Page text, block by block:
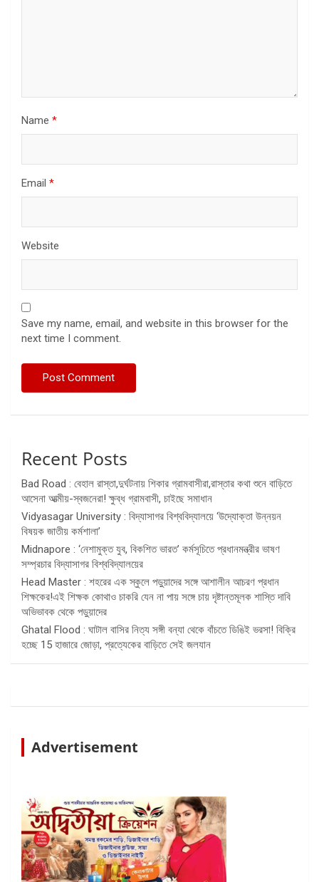
Name *
Email *
Website
Save my name, email, and website in this browser for the
next time I comment.
Recent Posts
Bad Road : বেহাল রাস্তা,দুর্ঘটনায় শিকার গ্রামবাসীরা,রাস্তার কথা শুনে বাড়িতে
আসেনা আত্মীয়-স্বজনেরা! ক্ষুব্ধ গ্রামবাসী, চাইছে সমাধান
Vidyasagar University : বিদ্যাসাগর বিশ্ববিদ্যালয়ে ‘উদ্যোক্তা উন্নয়ন
বিষয়ক জাতীয় কর্মশালা’
Midnapore : ‘নেশামুক্ত যুব, বিকশিত ভারত’ কর্মসূচিতে প্রধানমন্ত্রীর ভাষণ
সম্প্রচার বিদ্যাসাগর বিশ্ববিদ্যালয়ের
Head Master : শহরের এক স্কুলে পড়ুয়াদের সঙ্গে আশালীন আচরণ প্রধান
শিক্ষকের!এই শিক্ষক কোথাও চাকরি যেন না পায় সঙ্গে চায় দৃষ্টান্তমূলক শাস্তি দাবি
অভিভাবক থেকে পড়ুয়াদের
Ghatal Flood : ঘাটাল বাসির নিত্য সঙ্গী বন্যা থেকে বাঁচতে ডিঙিই ভরসা! বিক্রি
হচ্ছে 15 হাজারে জোড়া, প্রত্যেকের বাড়িতে সেই জলযান
Advertisement